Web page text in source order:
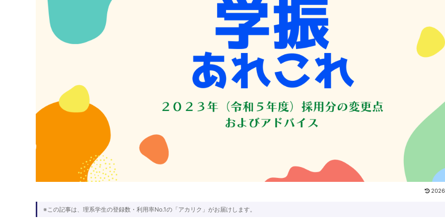
※この記事は、理系学生の登録数・利用率No.1の「アカリク」がお届けします。